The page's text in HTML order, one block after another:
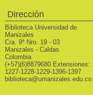
Dirección
Biblioteca Universidad de
Manizales
Cra. 9ª Nro. 19 - 03
Manizales - Caldas
Colombia
(+57)(6)8879680 Extensiones:
1227-1228-1229-1396-1397
biblioteca@umanizales.edu.co